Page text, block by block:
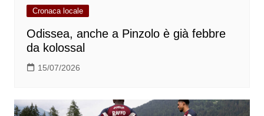
Cronaca locale
Odissea, anche a Pinzolo è già febbre
da kolossal
15/07/2026